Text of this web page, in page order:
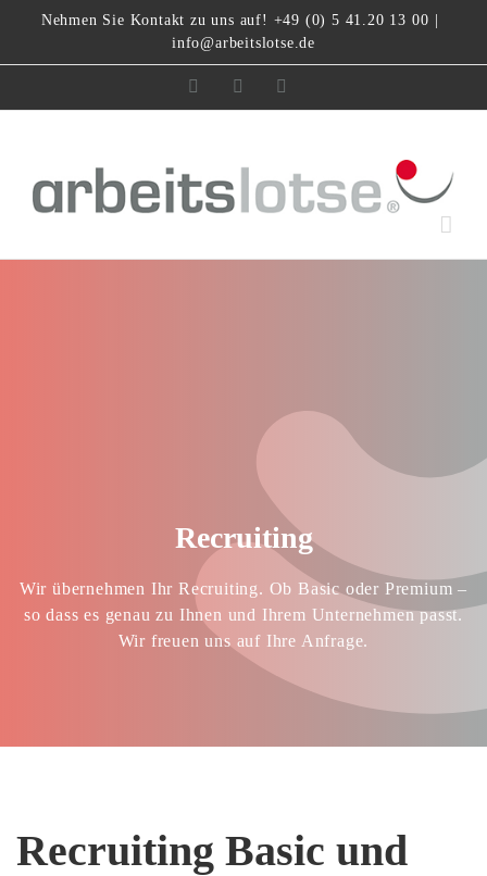
springen
Nehmen Sie Kontakt zu uns auf! +49 (0) 5 41.20 13 00
info@arbeitslotse.de
FacebookInstagram
Recruiting
Wir übernehmen Ihr Recruiting. Ob Basic oder Premium –
so dass es genau zu Ihnen und Ihrem Unternehmen passt.
Wir freuen uns auf Ihre Anfrage.
Recruiting Basic und